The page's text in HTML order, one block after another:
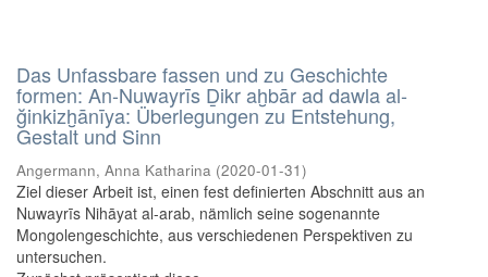
Das Unfassbare fassen und zu Geschichte
formen: An-Nuwayrīs Ḏikr aḫbār ad dawla al-
ğinkizḫānīya: Überlegungen zu Entstehung,
Gestalt und Sinn
Angermann, Anna Katharina (2020-01-31)
Ziel dieser Arbeit ist, einen fest definierten Abschnitt aus an
Nuwayrīs Nihāyat al-arab, nämlich seine sogenannte
Mongolengeschichte, aus verschiedenen Perspektiven zu
untersuchen.